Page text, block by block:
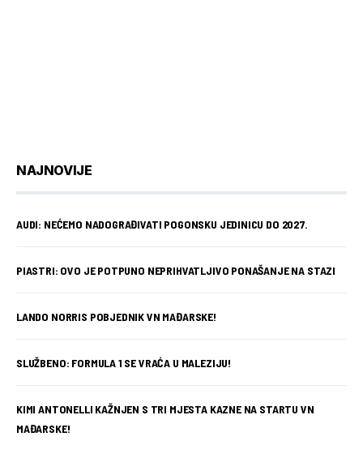
NAJNOVIJE
AUDI: NEĆEMO NADOGRAĐIVATI POGONSKU JEDINICU DO 2027.
PIASTRI: OVO JE POTPUNO NEPRIHVATLJIVO PONAŠANJE NA STAZI
LANDO NORRIS POBJEDNIK VN MAĐARSKE!
SLUŽBENO: FORMULA 1 SE VRAĆA U MALEZIJU!
KIMI ANTONELLI KAŽNJEN S TRI MJESTA KAZNE NA STARTU VN
MAĐARSKE!